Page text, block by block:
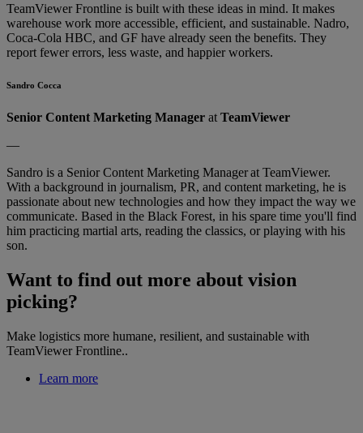
TeamViewer Frontline is built with these ideas in mind. It makes
warehouse work more accessible, efficient, and sustainable. Nadro,
Coca-Cola HBC, and GF have already seen the benefits. They
report fewer errors, less waste, and happier workers.
Sandro Cocca
Senior Content Marketing Manager at TeamViewer
—
Sandro is a Senior Content Marketing Manager at TeamViewer.
With a background in journalism, PR, and content marketing, he is
passionate about new technologies and how they impact the way we
communicate. Based in the Black Forest, in his spare time you'll find
him practicing martial arts, reading the classics, or playing with his
son.
Want to find out more about vision
picking?
Make logistics more humane, resilient, and sustainable with
TeamViewer Frontline..
Learn more